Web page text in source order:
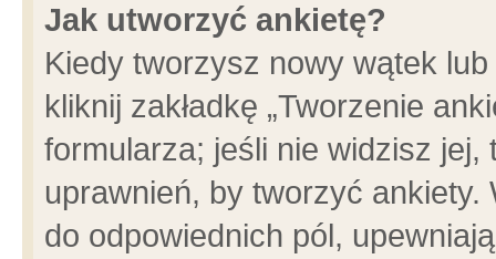
Jak utworzyć ankietę?
Kiedy tworzysz nowy wątek
kliknij zakładkę „Tworzenie
formularza; jeśli nie widzisz
uprawnień, by tworzyć ankiety.
do odpowiednich pól,